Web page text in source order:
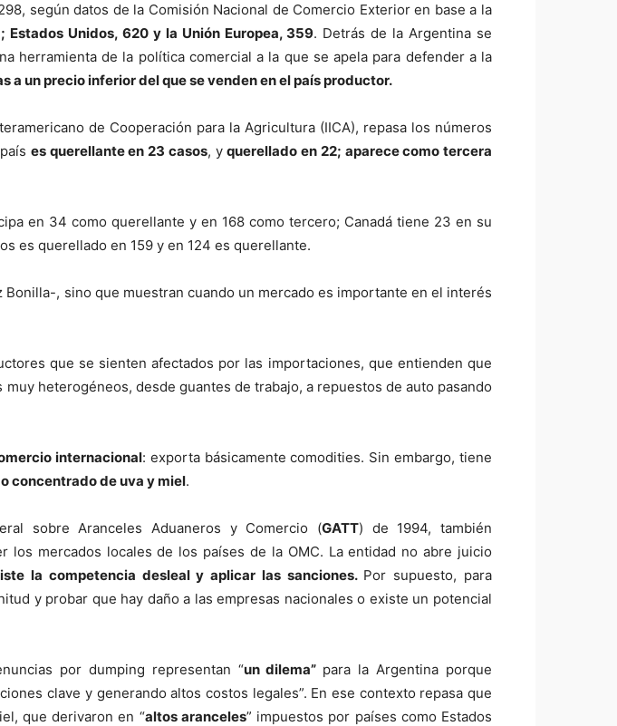
según datos de la Comisión Nacional de Comercio Exterior en base a la
Estados Unidos, 620 y la Unión Europea, 359. Detrás de la Argentina se
herramienta de la política comercial a la que se apela para defender a la
a un precio inferior del que se venden en el país productor.
de Cooperación para la Agricultura (IICA), repasa los números
es querellante en 23 casos, yquerellado en 22; aparece como tercera
en 34 como querellante y en 168 como tercero; Canadá tiene 23 en su
es querellado en 159 y en 124 es querellante.
, sino que muestran cuando un mercado es importante en el interés
que se sienten afectados por las importaciones, que entienden que
heterogéneos, desde guantes de trabajo, a repuestos de auto pasando
internacional: exporta básicamente comodities. Sin embargo, tiene
concentrado de uva y miel.
sobre Aranceles Aduaneros y Comercio (GATT) de 1994, también
los mercados locales de los países de la OMC. La entidad no abre juicio
la competencia desleal y aplicar las sanciones. Por supuesto, para
y probar que hay daño a las empresas nacionales o existe un potencial
por dumping representan “un dilema” para la Argentina porque
clave y generando altos costos legales”. En ese contexto repasa que
que derivaron en “altos aranceles” impuestos por países como Estados